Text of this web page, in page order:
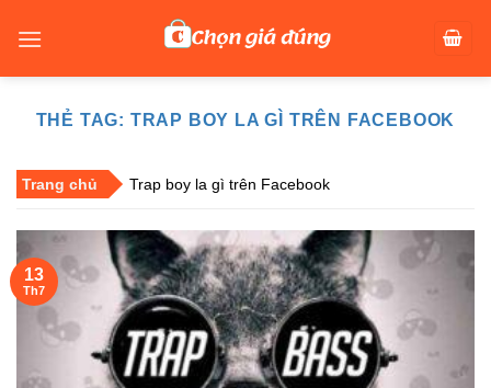
THẺ TAG: TRAP BOY LA GÌ TRÊN FACEBOOK
Trang chủ Trap boy la gì trên Facebook
13
Th7